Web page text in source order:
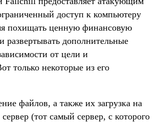
доступ к компьютеру
похищать ценную финансовую
дополнительные
от цели и
только некоторые из его
файлов, а также их загрузка на
(тот самый сервер, с которого